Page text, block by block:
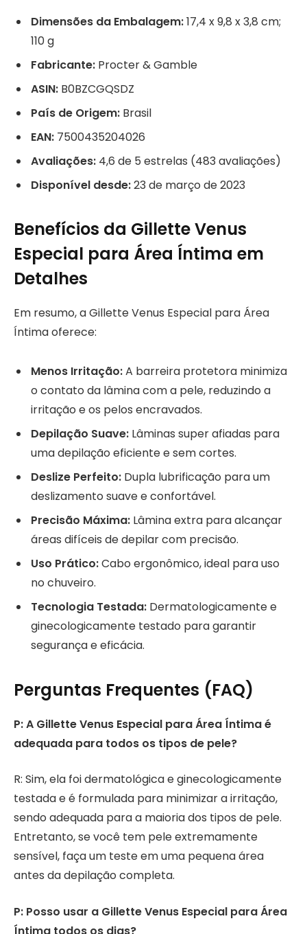
Dimensões da Embalagem:17,4 x 9,8 x 3,8 cm;
110 g
Fabricante: Procter & Gamble
ASIN: B0BZCGQSDZ
País de Origem: Brasil
EAN: 7500435204026
Avaliações: 4,6 de 5 estrelas (483 avaliações)
Disponível desde:23 de março de 2023
Benefícios da Gillette Venus
Especial para Área Íntima em
Detalhes
Em resumo, a Gillette Venus Especial para Área
Íntima oferece:
Menos Irritação:A barreira protetora minimiza
o contato da lâmina com a pele, reduzindo a
irritação e os pelos encravados.
Depilação Suave: Lâminas super afiadas para
uma depilação eficiente e sem cortes.
Deslize Perfeito: Dupla lubrificação para um
deslizamento suave e confortável.
Precisão Máxima: Lâmina extra para alcançar
áreas difíceis de depilar com precisão.
Uso Prático:Cabo ergonômico, ideal para uso
no chuveiro.
Tecnologia Testada: Dermatologicamente e
ginecologicamente testado para garantir
segurança e eficácia.
Perguntas Frequentes (FAQ)
P: A Gillette Venus Especial para Área Íntima é
adequada para todos os tipos de pele?
R: Sim, ela foi dermatológica e ginecologicamente
testada e é formulada para minimizar a irritação,
sendo adequada para a maioria dos tipos de pele.
Entretanto, se você tem pele extremamente
sensível, faça um teste em uma pequena área
antes da depilação completa.
P: Posso usar a Gillette Venus Especial para Área